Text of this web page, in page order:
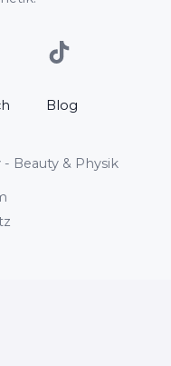
Blog
Beauty & Physik